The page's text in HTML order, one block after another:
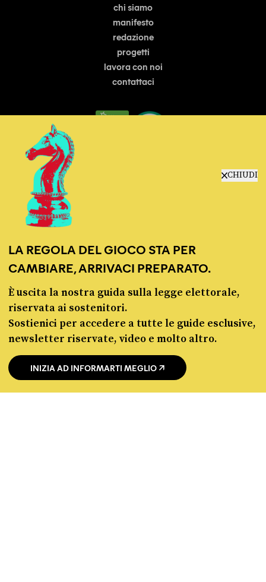
CHIUDI
LA REGOLA DEL GIOCO STA PER
CAMBIARE, ARRIVACI PREPARATO.
È uscita la nostra guida sulla legge elettorale,
riservata ai sostenitori.
Sostienici per accedere a tutte le guide esclusive,
newsletter riservate, video e molto altro.
INIZIA AD INFORMARTI MEGLIO
chi siamo
manifesto
redazione
progetti
lavora con noi
contattaci
Pagella Politica è una testata registrata presso il Tribunale di Milano, n. 55 del 8
Fact-checking e informazione
politica dal 2012.